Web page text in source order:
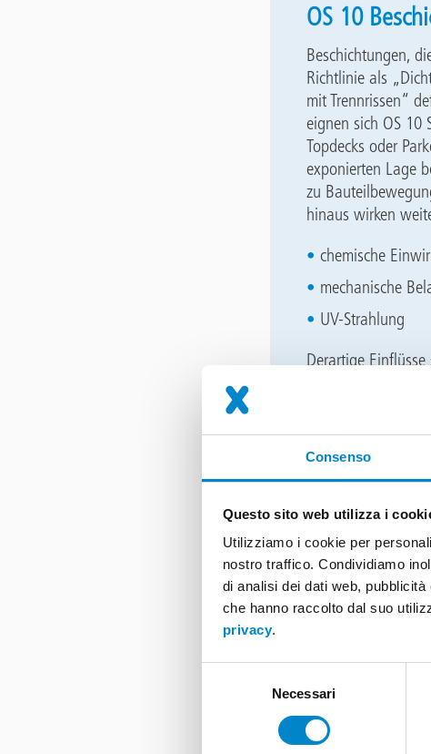
Consenso
Questo sito web utilizza i
Utilizziamo i cookie per
nostro traffico. Condividiamo
di analisi dei dati web,
che hanno raccolto dal suo
privacy.
Necessari
OS 10
Beschichtungen,
Richtlinie als
mit Trennrissen“
eignen sich OS 10
Topdecks oder
exponierten Lage
zu
hinaus wirken
chemische
mechanische
UV-Strahlung
Derartige
nicht mehr
diesen
Topdeck
Unser Topdeck
bauaufsichtliches
von
außerdem mit
in zwei Schichten
Versiegelung